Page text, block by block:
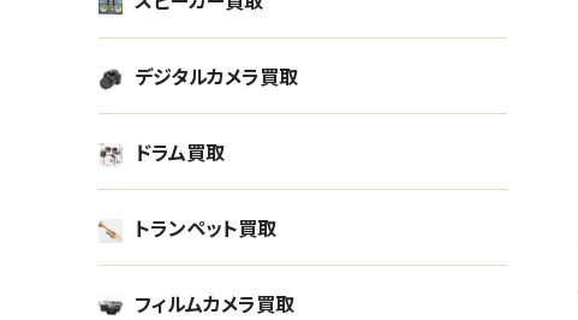
デジタルカメラ買取
ドラム買取
トランペット買取
フィルムカメラ買取